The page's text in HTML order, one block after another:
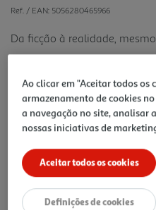
Ref. / EAN: 5056280465966
Da ficção à realidade,
8.99 €/un
8,99 €
Notas de preparação
Ao clicar em "Aceitar todos os
armazenamento de cookies
a navegação no site, analisar
nossas iniciativas de
Aceitar todos os cookies
Definições de cookies